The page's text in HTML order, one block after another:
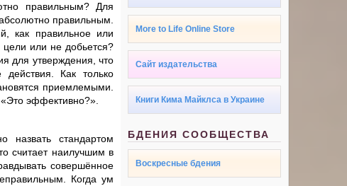
правильным? Для
правильным.
как правильное или
цели или не добьется?
для утверждения, что
Как только
приемлемыми.
эффективно?».
назвать стандартом
считает наилучшим в
совершённое
Когда ум
More to Life Online Store
Сайт издательства
Книги Кима Майклса в Украине
БДЕНИЯ СООБЩЕСТВА
Воскресные бдения